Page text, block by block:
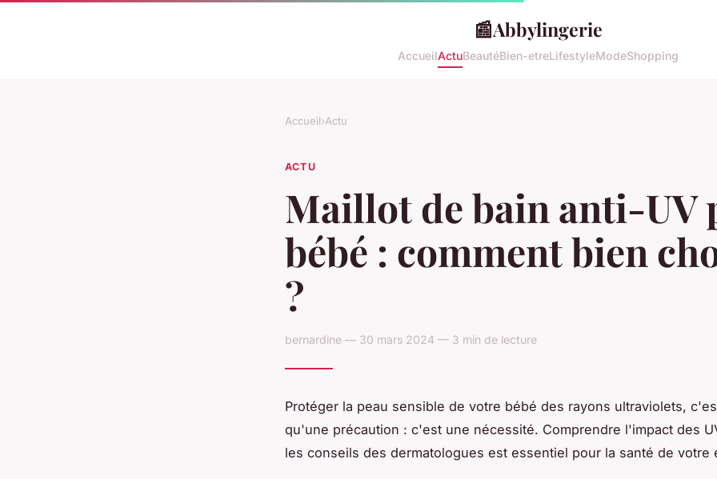
📰Abbylingerie
AccueilActuBeautéBien-etreLifestyleModeShopping
Accueil›Actu
ACTU
Maillot de bain anti-UV
bébé : comment bien
?
bernardine — 30 mars 2024 — 3 min de lecture
Protéger la peau sensible de votre bébé des rayons ultraviolets,
qu'une précaution : c'est une nécessité. Comprendre l'impact des
les conseils des dermatologues est essentiel pour la santé de votre